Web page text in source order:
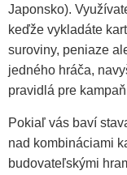
Japonsko).
keďže vykladáte
suroviny, peniaze
jedného hráča,
pravidlá pre
Pokiaľ vás baví
nad kombináciami
budovateľskými